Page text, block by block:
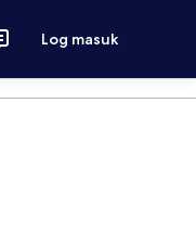
Log masuk